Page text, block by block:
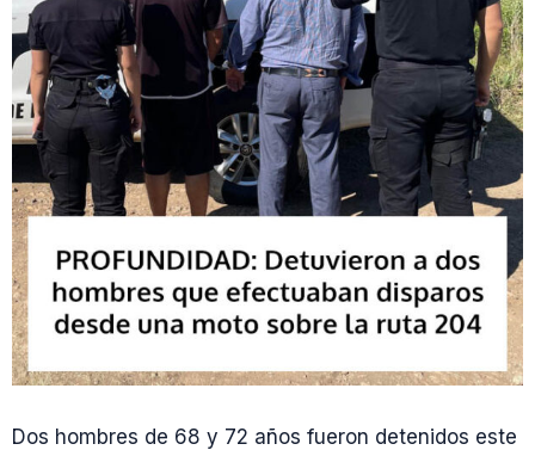
Dos hombres de 68 y 72 años fueron detenidos este